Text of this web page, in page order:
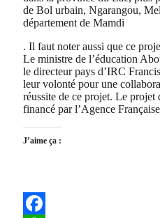
de Bol urbain, Ngarangou,
département de Mamdi
. Il faut noter aussi que ce
Le ministre de l’éducation
le directeur pays d’IRC
leur volonté pour une
réussite de ce projet. Le projet
financé par l’Agence
J’aime ça :